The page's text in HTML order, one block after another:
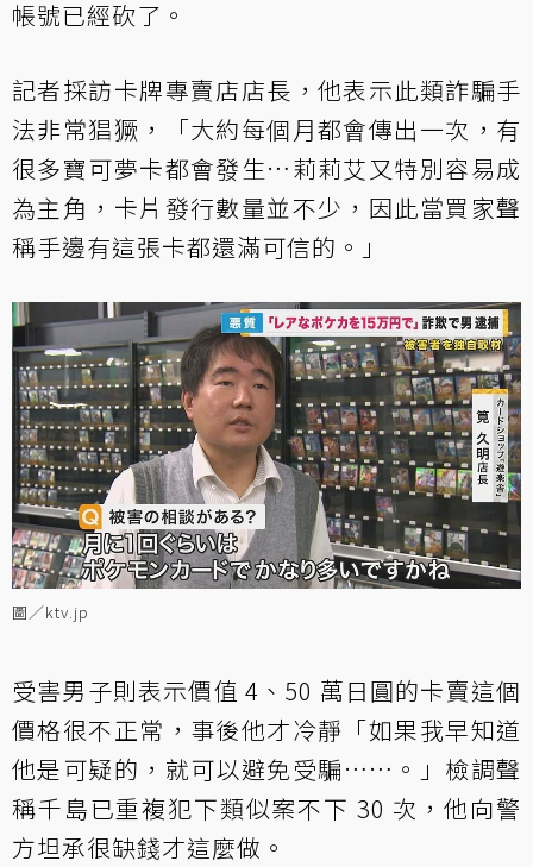
帳號已經砍了。
記者採訪卡牌專賣店店長，他表示此類詐騙手
法非常猖獗，「大約每個月都會傳出一次，有
很多寶可夢卡都會發生…莉莉艾又特別容易成
為主角，卡片發行數量並不少，因此當買家聲
稱手邊有這張卡都還滿可信的。」
圖／ktv.jp
受害男子則表示價值 4、50 萬日圓的卡賣這個
價格很不正常，事後他才冷靜「如果我早知道
他是可疑的，就可以避免受騙……。」檢調聲
稱千島已重複犯下類似案不下 30 次，他向警
方坦承很缺錢才這麼做。